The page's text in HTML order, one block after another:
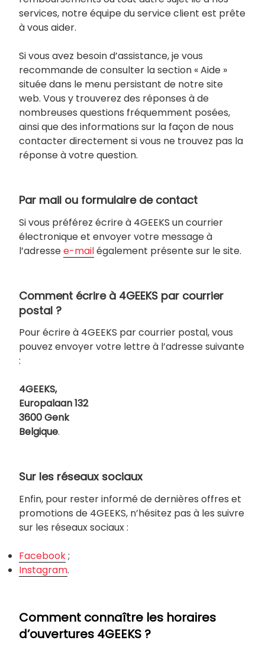
services, notre équipe du service client est prête
à vous aider.
Si vous avez besoin d’assistance, je vous
recommande de consulter la section « Aide »
située dans le menu persistant de notre site
web. Vous y trouverez des réponses à de
nombreuses questions fréquemment posées,
ainsi que des informations sur la façon de nous
contacter directement si vous ne trouvez pas la
réponse à votre question.
Par mail ou formulaire de contact
Si vous préférez écrire à 4GEEKS un courrier
électronique et envoyer votre message à
l’adressee-mailégalement présente sur le site.
Comment écrire à 4GEEKS par courrier
postal ?
Pour écrire à 4GEEKS par courrier postal, vous
pouvez envoyer votre lettre à l’adresse suivante
:
4GEEKS,
Europalaan 132
3600 Genk
Belgique.
Sur les réseaux sociaux
Enfin, pour rester informé de dernières offres et
promotions de 4GEEKS, n’hésitez pas à les suivre
sur les réseaux sociaux :
Facebook;
Instagram.
Comment connaître les horaires
d’ouvertures 4GEEKS ?